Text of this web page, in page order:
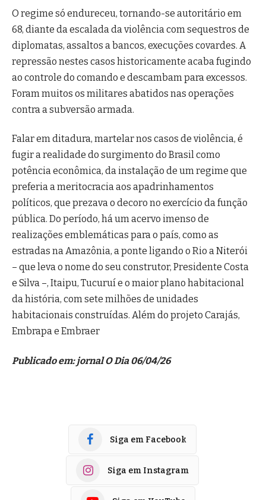
O regime só endureceu, tornando-se autoritário em
68, diante da escalada da violência com sequestros de
diplomatas, assaltos a bancos, execuções covardes. A
repressão nestes casos historicamente acaba fugindo
ao controle do comando e descambam para excessos.
Foram muitos os militares abatidos nas operações
contra a subversão armada.
Falar em ditadura, martelar nos casos de violência, é
fugir a realidade do surgimento do Brasil como
potência econômica, da instalação de um regime que
preferia a meritocracia aos apadrinhamentos
políticos, que prezava o decoro no exercício da função
pública. Do período, há um acervo imenso de
realizações emblemáticas para o país, como as
estradas na Amazônia, a ponte ligando o Rio a Niterói
– que leva o nome do seu construtor, Presidente Costa
e Silva –, Itaipu, Tucuruí e o maior plano habitacional
da história, com sete milhões de unidades
habitacionais construídas. Além do projeto Carajás,
Embrapa e Embraer
Publicado em: jornal O Dia 06/04/26
Siga em Facebook
Siga em Instagram